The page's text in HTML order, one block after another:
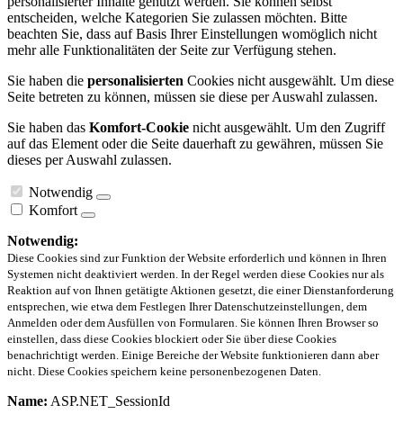
entscheiden, welche Kategorien Sie zulassen möchten. Bitte
beachten Sie, dass auf Basis Ihrer Einstellungen womöglich nicht
mehr alle Funktionalitäten der Seite zur Verfügung stehen.
Sie haben die personalisierten Cookies nicht ausgewählt. Um diese
Seite betreten zu können, müssen sie diese per Auswahl zulassen.
Sie haben das Komfort-Cookie nicht ausgewählt. Um den Zugriff
auf das Element oder die Seite dauerhaft zu gewähren, müssen Sie
dieses per Auswahl zulassen.
Notwendig
Komfort
Notwendig:
Diese Cookies sind zur Funktion der Website erforderlich und können in Ihren
Systemen nicht deaktiviert werden. In der Regel werden diese Cookies nur als
Reaktion auf von Ihnen getätigte Aktionen gesetzt, die einer Dienstanforderung
entsprechen, wie etwa dem Festlegen Ihrer Datenschutzeinstellungen, dem
Anmelden oder dem Ausfüllen von Formularen. Sie können Ihren Browser so
einstellen, dass diese Cookies blockiert oder Sie über diese Cookies
benachrichtigt werden. Einige Bereiche der Website funktionieren dann aber
nicht. Diese Cookies speichern keine personenbezogenen Daten.
Name: ASP.NET_SessionId